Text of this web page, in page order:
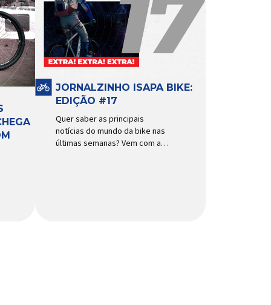
superaquecimentos. Por
trabalhar constantemente
enquanto o motor está em
funcionamento, a bomba
d’água exige não apenas […]
JORNALZINHO ISAPA BIKE:
EDIÇÃO #17
Quer saber as principais
notícias do mundo da bike nas
últimas semanas? Vem com a